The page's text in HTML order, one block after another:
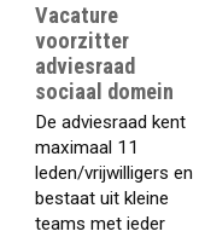
Vacature
voorzitter
adviesraad
sociaal domein
De adviesraad kent
maximaal 11
leden/vrijwilligers en
bestaat uit kleine
teams met ieder